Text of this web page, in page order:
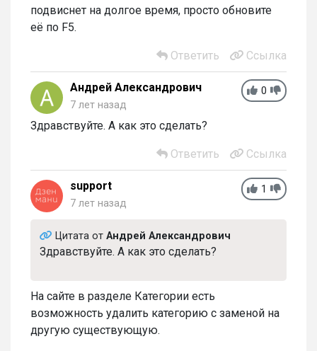
подвиснет на долгое время, просто обновите
её по F5.
Ответить Ссылка
0
Андрей Александрович
7 лет назад
Здравствуйте. А как это сделать?
Ответить Ссылка
1
support
7 лет назад
Цитата от Андрей Александрович
Здравствуйте. А как это сделать?
На сайте в разделе Категории есть
возможность удалить категорию с заменой на
другую существующую.